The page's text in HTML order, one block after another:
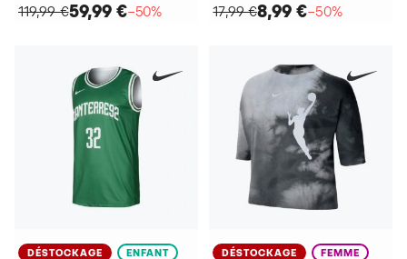
119,99 €59,99 €−50%
17,99 €8,99 €−50%
DÉSTOCKAGE ENFANT DÉSTOCKAGE FEMME